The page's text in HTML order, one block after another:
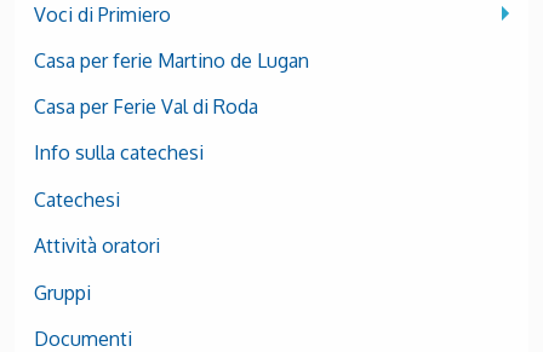
Voci di Primiero
Casa per ferie Martino de Lugan
Casa per Ferie Val di Roda
Info sulla catechesi
Catechesi
Attività oratori
Gruppi
Documenti